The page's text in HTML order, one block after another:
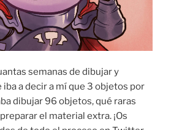
semanas de dibujar y
a decir a mí que 3 objetos por
dibujar 96 objetos, qué raras
el material extra. ¡Os